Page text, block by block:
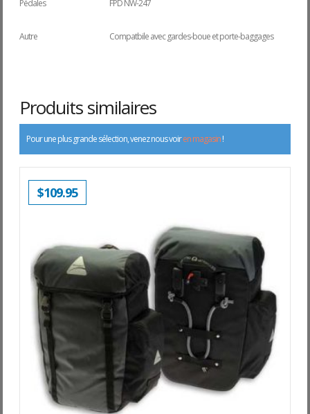
Pédales FPD NW-247
Autre Compatbile avec gardes-boue et porte-baggages
Produits similaires
Pour une plus grande sélection, venez nous voiren magasin!
$109.95